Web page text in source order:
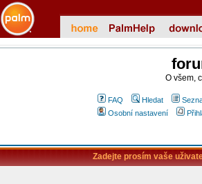
O všem,
FAQ Hledat
Osobní nastavení
Zadejte prosím vaše